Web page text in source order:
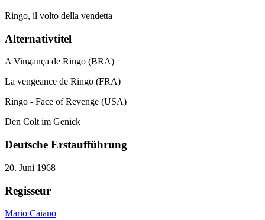
Ringo, il volto della vendetta
Alternativtitel
A Vingança de Ringo (BRA)
La vengeance de Ringo (FRA)
Ringo - Face of Revenge (USA)
Den Colt im Genick
Deutsche Erstaufführung
20. Juni 1968
Regisseur
Mario Caiano